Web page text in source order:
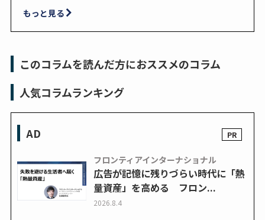
もっと見る
このコラムを読んだ方におススメのコラム
人気コラムランキング
AD
フロンティアインターナショナル
広告が記憶に残りづらい時代に「熱
量資産」を高める フロン...
2026.8.4